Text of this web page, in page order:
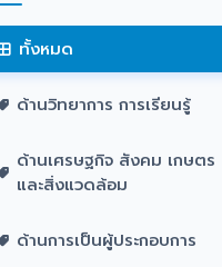
ทั้งหมด
ด้านวิทยาการ การเรียนรู้
ด้านเศรษฐกิจ สังคม เกษตร
และสิ่งแวดล้อม
ด้านการเป็นผู้ประกอบการ